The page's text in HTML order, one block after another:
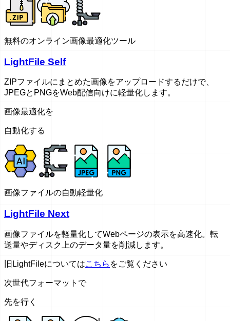
無料のオンライン画像最適化ツール
LightFile Self
ZIPファイルにまとめた画像をアップロードするだけで、
JPEGとPNGをWeb配信向けに軽量化します。
画像最適化を
自動化する
画像ファイルの自動軽量化
LightFile Next
画像ファイルを軽量化してWebページの表示を高速化。転
送量やディスク上のデータ量を削減します。
旧LightFileについてはこちら をご覧ください
次世代フォーマットで
先を行く